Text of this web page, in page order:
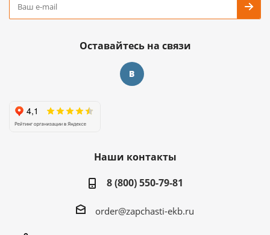
Оставайтесь на связи
Наши контакты
8 (800) 550-79-81
order@zapchasti-ekb.ru